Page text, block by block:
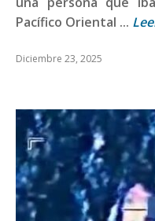
Pacífico Oriental ...
Diciembre 23, 2025